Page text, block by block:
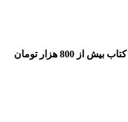
800 هزار تومان